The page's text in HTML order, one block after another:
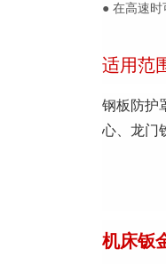
● 在高速
适用范
钢板防护
心、龙门
机床钣